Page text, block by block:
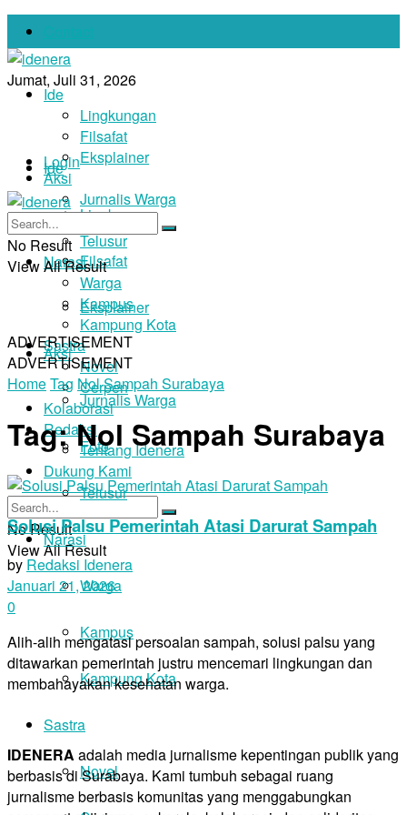
Jumat, Juli 31, 2026
Login
Ide
Lingkungan
Filsafat
Eksplainer
Aksi
Jurnalis Warga
Foto
Telusur
Narasi
Warga
Kampus
Kampung Kota
Sastra
Novel
Cerpen
Kolaborasi
Redaksi
Tentang Idenera
Dukung Kami
No Result
View All Result
Ide
Lingkungan
Filsafat
Eksplainer
Aksi
Jurnalis Warga
Foto
Telusur
Narasi
Warga
Kampus
Kampung Kota
Sastra
Novel
No Result
View All Result
ADVERTISEMENT
ADVERTISEMENT
HomeTag Nol Sampah Surabaya
Tag:Nol Sampah Surabaya
Solusi Palsu Pemerintah Atasi Darurat Sampah
by Redaksi Idenera
Januari 21, 2026
0
Alih-alih mengatasi persoalan sampah, solusi palsu yang
ditawarkan pemerintah justru mencemari lingkungan dan
membahayakan kesehatan warga.
IDENERA adalah media jurnalisme kepentingan publik yang
berbasis di Surabaya. Kami tumbuh sebagai ruang
jurnalisme berbasis komunitas yang menggabungkan